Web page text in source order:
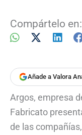
Compártelo en:
Añade a Valora
Argos, empresa
Fabricato
de las